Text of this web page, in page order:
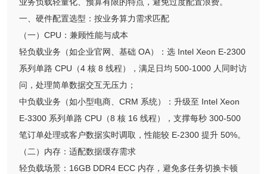
业务负载轻量化、预算有限的特点，避免过度配置浪费。
一、硬件配置选型：按业务算力需求匹配
（一）CPU：兼顾性能与成本
轻负载业务（如企业官网、基础 OA）：选 Intel Xeon E-2300
系列单路 CPU（4 核 8 线程），满足日均 500-1000 人同时访
问，处理简单数据交互无压力；
中负载业务（如小型电商、CRM 系统）：升级至 Intel Xeon
E-3300 系列单路 CPU（8 核 16 线程），支撑每秒 300-500
笔订单处理或客户数据实时调取，性能较 E-2300 提升 50%。
（二）内存：适配数据缓存需求
轻负载场景：16GB DDR4 ECC 内存，避免多任务切换卡顿